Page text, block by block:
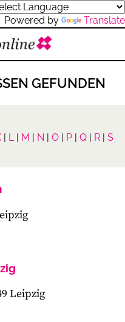
Powered by Translate
GEFUNDEN
| L| M | N | O | P | Q | R | S
Leipzig